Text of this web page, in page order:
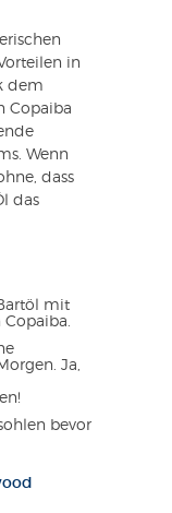
in
dem
Copaiba
Wenn
dass
das
mit
Ja,
bevor